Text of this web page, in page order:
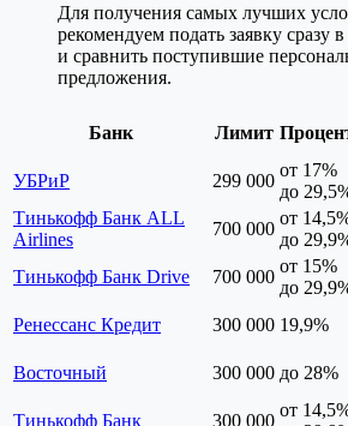
Для получения самых лучших
рекомендуем подать заявку сразу
и сравнить поступившие
предложения.
Банк Лимит
УБРиР 299 000
от 17%
до
Тинькофф Банк ALL
Airlines
700 000
от
до
Тинькофф Банк Drive 700 000
от 15%
до
Ренессанс Кредит 300 000 19,9%
Восточный 300 000 до 28%
Тинькофф Банк 300 000
от